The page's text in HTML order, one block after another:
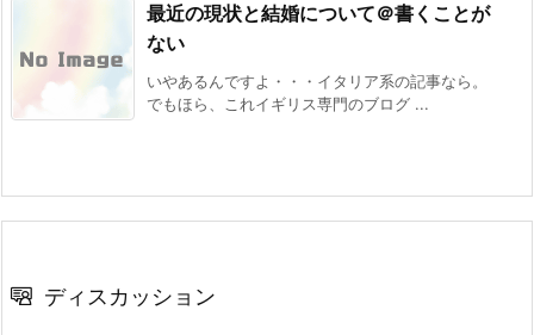
最近の現状と結婚について＠書くことが
ない
いやあるんですよ・・・イタリア系の記事なら。
でもほら、これイギリス専門のブログ ...
ディスカッション